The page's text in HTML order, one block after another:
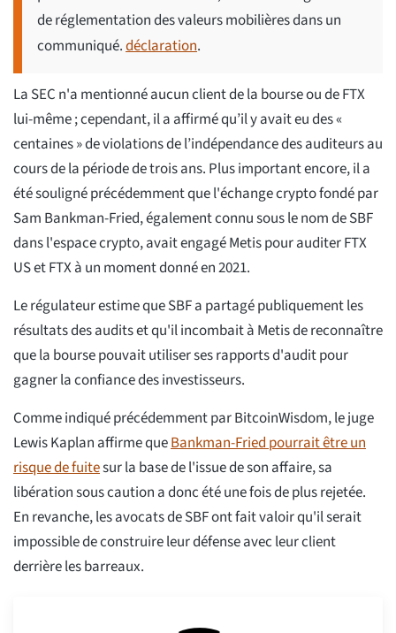
de réglementation des valeurs mobilières dans un
communiqué.déclaration.
La SEC n'a mentionné aucun client de la bourse ou de FTX
lui-même ; cependant, il a affirmé qu’il y avait eu des «
centaines » de violations de l’indépendance des auditeurs au
cours de la période de trois ans. Plus important encore, il a
été souligné précédemment que l'échange crypto fondé par
Sam Bankman-Fried, également connu sous le nom de SBF
dans l'espace crypto, avait engagé Metis pour auditer FTX
US et FTX à un moment donné en 2021.
Le régulateur estime que SBF a partagé publiquement les
résultats des audits et qu'il incombait à Metis de reconnaître
que la bourse pouvait utiliser ses rapports d'audit pour
gagner la confiance des investisseurs.
Comme indiqué précédemment par BitcoinWisdom, le juge
Lewis Kaplan affirme queBankman-Fried pourrait être un
risque de fuitesur la base de l'issue de son affaire, sa
libération sous caution a donc été une fois de plus rejetée.
En revanche, les avocats de SBF ont fait valoir qu'il serait
impossible de construire leur défense avec leur client
derrière les barreaux.